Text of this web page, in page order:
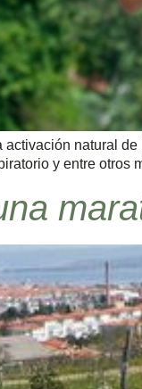
natural
y entre otros